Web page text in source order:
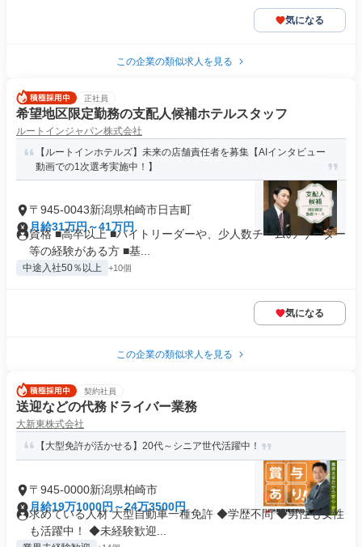
気になる
この企業の類似求人を見る
正社員
希望地区限定勤務の支配人候補ホテルスタッフ
ルートインジャパン株式会社
【ルートインホテルズ】未来の店舗責任者を募集【AIインタビュー
動画での1次選考実施中！】
〒945-0043新潟県柏崎市日吉町
月給31万円～41万円
資格 ■高卒以上 ■バイトリーダーや、少人数チームの リーダー
等の経験がある方 ■基...
中途入社50％以上 +10個
気になる
この企業の類似求人を見る
契約社員
送迎などの代務ドライバー業務
大新東株式会社
【大型免許が活かせる】20代～シニア世代活躍中！
〒945-0000新潟県柏崎市
月給19万1000円～24万3500円
求めている人材 大型自動車一種免許 ◆学歴不問 ◆男性も女性
も活躍中！ ◆未経験歓迎...